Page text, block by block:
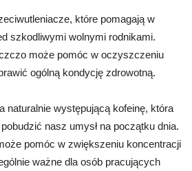
które pomagają w
szkodliwymi wolnymi rodnikami.
może pomóc w oczyszczeniu
ogólną kondycję zdrowotną.
naturalnie występującą kofeinę, która
nasz umysł na początku dnia.
pomóc w zwiększeniu koncentracji
ważne dla osób pracujących